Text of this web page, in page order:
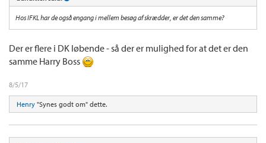
Hos IFKL har de også engang i mellem besøg af skrædder, er det den samme?
Der er flere i DK løbende - så der er mulighed for at det er den
samme Harry Boss
8/5/17
Henry "Synes godt om" dette.